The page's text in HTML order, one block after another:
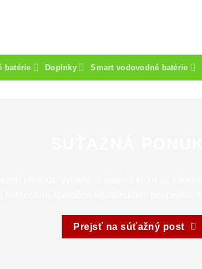
batérie Doplnky Smart vodovodné batérie
Prejsť na súťažný post